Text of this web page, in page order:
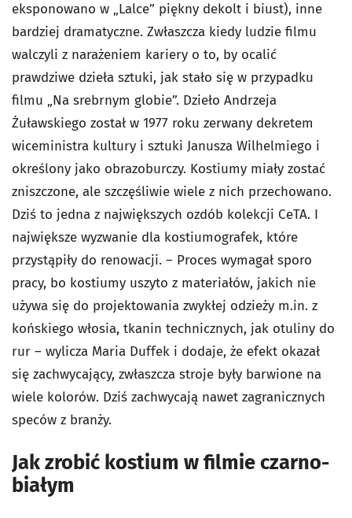
eksponowano w „Lalce” piękny dekolt i biust), inne
bardziej dramatyczne. Zwłaszcza kiedy ludzie filmu
walczyli z narażeniem kariery o to, by ocalić
prawdziwe dzieła sztuki, jak stało się w przypadku
filmu „Na srebrnym globie”. Dzieło Andrzeja
Żuławskiego został w 1977 roku zerwany dekretem
wiceministra kultury i sztuki Janusza Wilhelmiego i
określony jako obrazoburczy. Kostiumy miały zostać
zniszczone, ale szczęśliwie wiele z nich przechowano.
Dziś to jedna z największych ozdób kolekcji CeTA. I
największe wyzwanie dla kostiumografek, które
przystąpiły do renowacji. – Proces wymagał sporo
pracy, bo kostiumy uszyto z materiałów, jakich nie
używa się do projektowania zwykłej odzieży m.in. z
końskiego włosia, tkanin technicznych, jak otuliny do
rur – wylicza Maria Duffek i dodaje, że efekt okazał
się zachwycający, zwłaszcza stroje były barwione na
wiele kolorów. Dziś zachwycają nawet zagranicznych
speców z branży.
Jak zrobić kostium w filmie czarno-
białym